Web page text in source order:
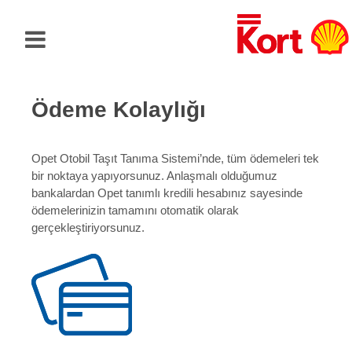
Ödeme Kolaylığı
Opet Otobil Taşıt Tanıma Sistemi’nde, tüm ödemeleri tek
bir noktaya yapıyorsunuz. Anlaşmalı olduğumuz
bankalardan Opet tanımlı kredili hesabınız sayesinde
ödemelerinizin tamamını otomatik olarak
gerçekleştiriyorsunuz.